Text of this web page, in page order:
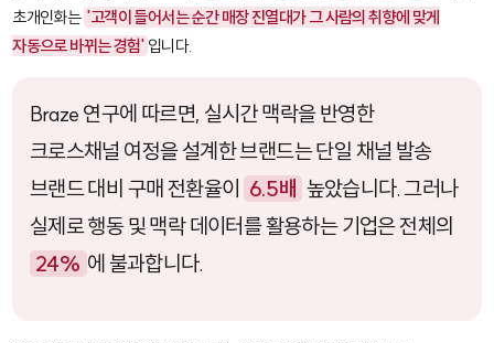
초개인화는 '고객이 들어서는 순간 매장 진열대가 그 사람의 취향에 맞게
자동으로 바뀌는 경험' 입니다.
Braze 연구에 따르면, 실시간 맥락을 반영한
크로스채널 여정을 설계한 브랜드는 단일 채널 발송
브랜드 대비 구매 전환율이
6.5배 높았습니다. 그러나
실제로 행동 및 맥락 데이터를 활용하는 기업은 전체의
24% 에 불과합니다.